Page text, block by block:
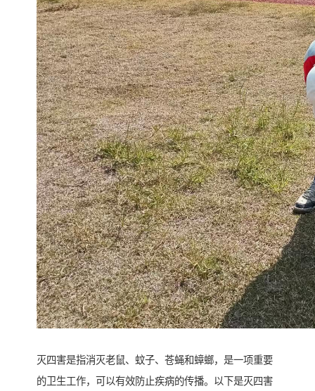
灭四害是指消灭老鼠、蚊子、苍蝇和蟑螂，是一项重要
的卫生工作，可以有效防止疾病的传播。以下是灭四害